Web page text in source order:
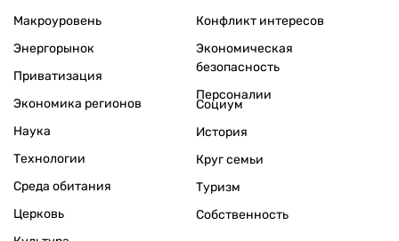
Макроуровень
Энергорынок
Приватизация
Экономика регионов
Конфликт интересов
Экономическая
безопасность
Персоналии
Наука
Технологии
Среда обитания
Церковь
Социум
История
Круг семьи
Туризм
Собственность